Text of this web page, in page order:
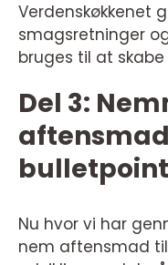
Verdenskøkkenet
smagsretninger
bruges til at
Del 3:
Nu hvor vi har
nem aftensmad